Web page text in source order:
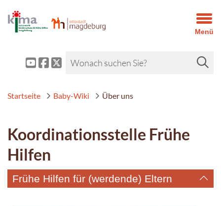
Menü
Startseite Baby-Wiki Über uns
Koordinationsstelle Frühe
Hilfen
Frühe Hilfen für (werdende) Eltern